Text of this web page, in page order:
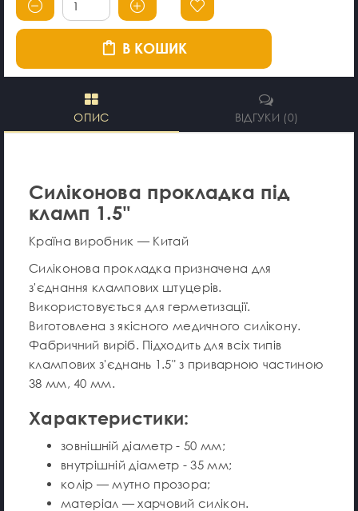
В КОШИК
ОПИС ВІДГУКИ (0)
Силіконова прокладка під
кламп 1.5"
Країна виробник — Китай
Силіконова прокладка призначена для
з'єднання клампових штуцерів.
Використовується для герметизації.
Виготовлена з якісного медичного силікону.
Фабричний виріб. Підходить для всіх типів
клампових з'єднань 1.5" з приварною частиною
38 мм, 40 мм.
Характеристики:
зовнішній діаметр - 50 мм;
внутрішній діаметр - 35 мм;
колір — мутно прозора;
матеріал — харчовий силікон.